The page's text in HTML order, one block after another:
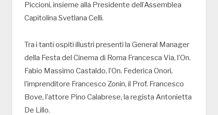
Piccioni, insieme alla Presidente dell’Assemblea
Capitolina Svetlana Celli.
Tra i tanti ospiti illustri presenti la General Manager
della Festa del Cinema di Roma Francesca Via, l’On.
Fabio Massimo Castaldo, l’On. Federica Onori,
l’imprenditore Francesco Zonin, il Prof. Francesco
Bove, l’attore Pino Calabrese, la regista Antonietta
De Lillo.